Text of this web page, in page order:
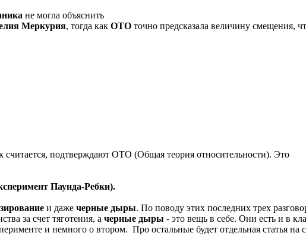
не могла объяснить
Меркурия, тогда как ОТО точно предсказала величину смещения,
подтверждают ОТО (Общая теория относительности). Это
Паунда-Ребки).
и даже черные дыры. По поводу этих последних трех
за счет тяготения, а черные дыры - это вещь в себе. Они есть и в
и немного о втором. Про остальные будет отдельная статья на